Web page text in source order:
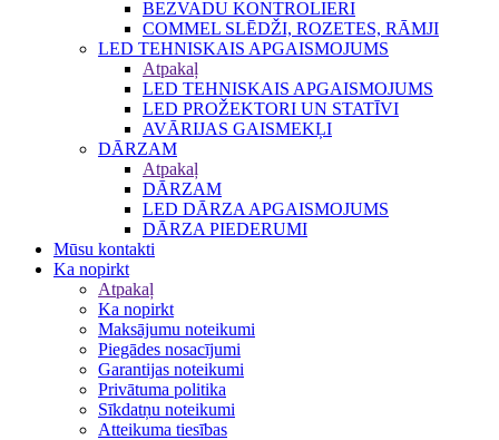
BEZVADU KONTROLIERI
COMMEL SLĒDŽI, ROZETES, RĀMJI
LED TEHNISKAIS APGAISMOJUMS
Atpakaļ
LED TEHNISKAIS APGAISMOJUMS
LED PROŽEKTORI UN STATĪVI
AVĀRIJAS GAISMEKĻI
DĀRZAM
Atpakaļ
DĀRZAM
LED DĀRZA APGAISMOJUMS
DĀRZA PIEDERUMI
Mūsu kontakti
Ka nopirkt
Atpakaļ
Ka nopirkt
Maksājumu noteikumi
Piegādes nosacījumi
Garantijas noteikumi
Privātuma politika
Sīkdatņu noteikumi
Atteikuma tiesības